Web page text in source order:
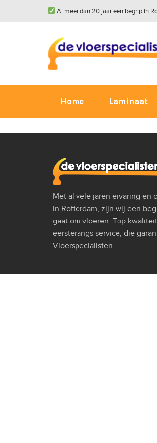
Al meer dan 20 jaar een begrip in
Home Laminaat
Met al vele jaren ervaring en
in Rotterdam, zijn wij een
gaat om vloeren. Top
eersterangs service, die
Vloerspecialisten.